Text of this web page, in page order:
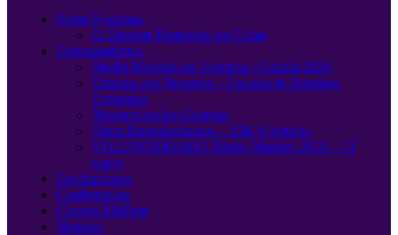
Sobre Nosotras
El Deporte Femenino en Cifras
Entrenamientos
Medio Maratón de Valencia / Gandía 2026
Entrena con Nosotras – Escuela de Running
Femenino
Nosotras en las Carreras
Datos Entrenamientos – 15K Nocturna
VOLUNTARIADO Triatló Maritim 2019 – 11
mayo
Equipaciones
Conferencias
Carrera 10kFem
Noticias